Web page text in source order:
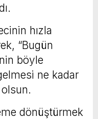
hızla
“Bugün
böyle
ne kadar
dönüştürmek